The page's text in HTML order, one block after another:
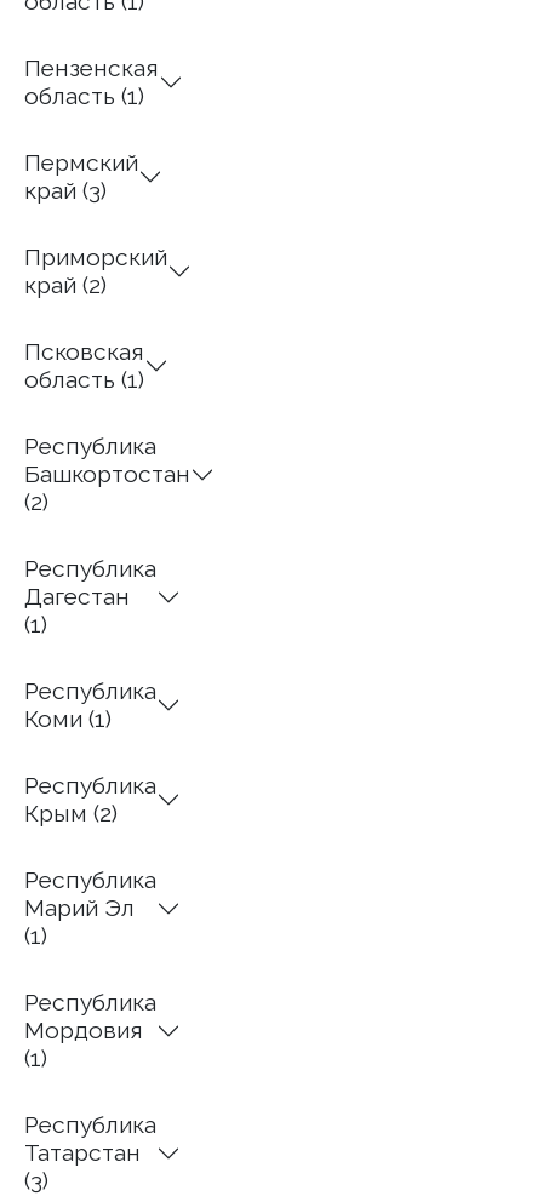
Пензенская
область (1)
Пермский
край (3)
Приморский
край (2)
Псковская
область (1)
Республика
Башкортостан
(2)
Республика
Дагестан
(1)
Республика
Коми (1)
Республика
Крым (2)
Республика
Марий Эл
(1)
Республика
Мордовия
(1)
Республика
Татарстан
(3)